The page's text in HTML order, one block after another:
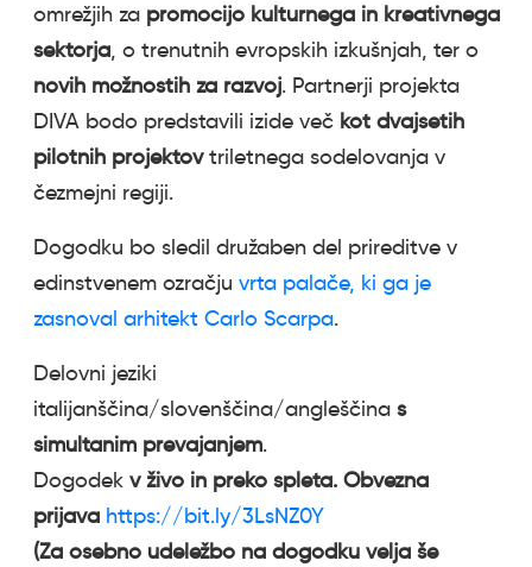
omrežjih za promocijo kulturnega in kreativnega
sektorja, o trenutnih evropskih izkušnjah, ter o
novih možnostih za razvoj. Partnerji projekta
DIVA bodo predstavili izide več kot dvajsetih
pilotnih projektovtriletnega sodelovanja v
čezmejni regiji.
Dogodku bo sledil družaben del prireditve v
edinstvenem ozračju vrta palače, ki ga je
zasnoval arhitekt Carlo Scarpa.
Delovni jeziki
italijanščina/slovenščina/angleščina s
simultanim prevajanjem.
Dogodek v živo in preko spleta. Obvezna
prijava https://bit.ly/3LsNZ0Y
(Za osebno udeležbo na dogodku velja še